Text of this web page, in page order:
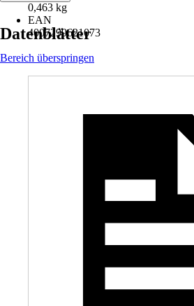
0,463 kg
EAN
4007299621073
Datenblätter
Bereich überspringen